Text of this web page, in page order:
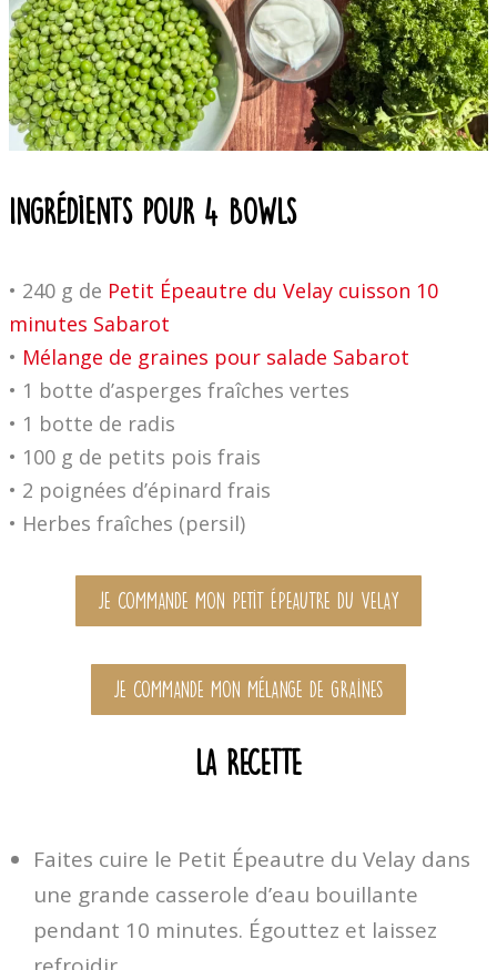
Ingrédients pour 4 bowls
• 240 g de Petit Épeautre du Velay cuisson 10
minutes Sabarot
• Mélange de graines pour salade Sabarot
• 1 botte d’asperges fraîches vertes
• 1 botte de radis
• 100 g de petits pois frais
• 2 poignées d’épinard frais
• Herbes fraîches (persil)
JE COMMANDE mon Petit Épeautre du Velay
JE COMMANDE mon mélange de graines
La recette
Faites cuire le Petit Épeautre du Velay dans
une grande casserole d’eau bouillante
pendant 10 minutes. Égouttez et laissez